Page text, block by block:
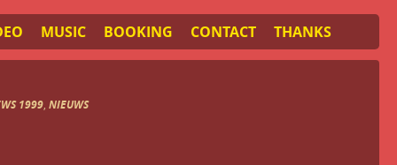
MUSIC BOOKING CONTACT THANKS
1999, NIEUWS